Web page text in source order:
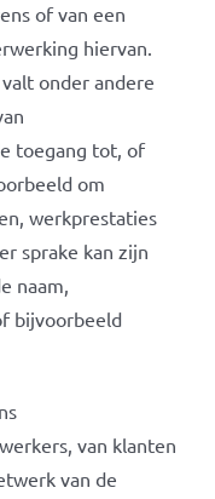
of van een
hiervan.
onder andere
toegang tot, of
om
werkprestaties
sprake kan zijn
naam,
bijvoorbeeld
van klanten
van de